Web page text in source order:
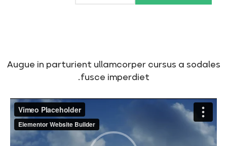
Augue in parturient ullamcorper cursus a sodales
fusce imperdiet.